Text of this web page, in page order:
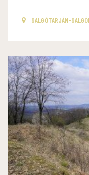
SALGÓTARJÁN-